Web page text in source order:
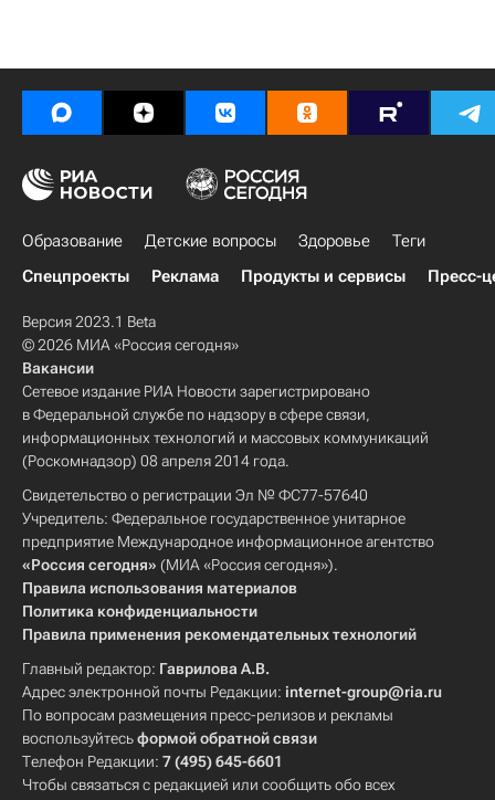
Образование Детские вопросы Здоровье
Теги
Спецпроекты
Реклама Продукты и сервисы Пресс-
Версия 2023.1 Beta
© 2026 МИА «Россия сегодня»
Вакансии
Сетевое издание РИА Новости зарегистрировано
в Федеральной службе по надзору в сфере связи,
информационных технологий и массовых коммуникаций
(Роскомнадзор) 08 апреля 2014 года.
Свидетельство о регистрации Эл № ФС77-57640
Учредитель: Федеральное государственное унитарное
предприятие Международное информационное агентство
«Россия сегодня» (МИА «Россия сегодня»).
Правила использования материалов
Политика конфиденциальности
Правила применения рекомендательных технологий
Главный редактор: Гаврилова А.В.
Адрес электронной почты Редакции: internet-group@ria.ru
По вопросам размещения пресс-релизов и рекламы
воспользуйтесьформой обратной связи
Телефон Редакции: 7 (495) 645-6601
Чтобы связаться с редакцией или сообщить обо всех